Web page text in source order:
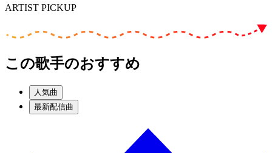
ARTIST PICKUP
この歌手のおすすめ
人気曲
最新配信曲